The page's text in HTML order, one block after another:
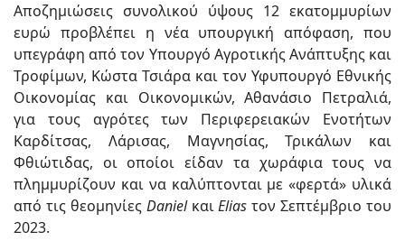
Αποζημιώσεις συνολικού ύψους 12 εκατομμυρίων
ευρώ προβλέπει η νέα υπουργική απόφαση, που
υπεγράφη από τον Υπουργό Αγροτικής Ανάπτυξης και
Τροφίμων, Κώστα Τσιάρα και τον Υφυπουργό Εθνικής
Οικονομίας και Οικονομικών, Αθανάσιο Πετραλιά,
για τους αγρότες των Περιφερειακών Ενοτήτων
Καρδίτσας, Λάρισας, Μαγνησίας, Τρικάλων και
Φθιώτιδας, οι οποίοι είδαν τα χωράφια τους να
πλημμυρίζουν και να καλύπτονται με «φερτά» υλικά
από τις θεομηνίες DanielκαιElias τον Σεπτέμβριο του
2023.